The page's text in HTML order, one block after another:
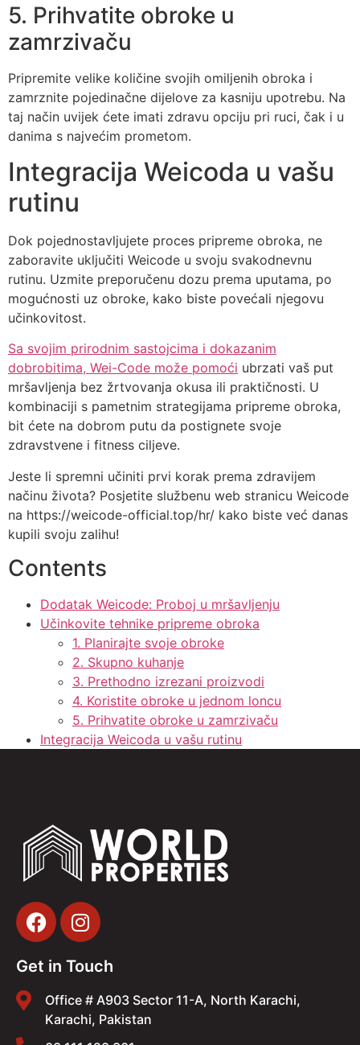
5. Prihvatite obroke u
zamrzivaču
Pripremite velike količine svojih omiljenih obroka i
zamrznite pojedinačne dijelove za kasniju upotrebu. Na
taj način uvijek ćete imati zdravu opciju pri ruci, čak i u
danima s najvećim prometom.
Integracija Weicoda u vašu
rutinu
Dok pojednostavljujete proces pripreme obroka, ne
zaboravite uključiti Weicode u svoju svakodnevnu
rutinu. Uzmite preporučenu dozu prema uputama, po
mogućnosti uz obroke, kako biste povećali njegovu
učinkovitost.
Sa svojim prirodnim sastojcima i dokazanim
dobrobitima, Wei-Code može pomoći ubrzati vaš put
mršavljenja bez žrtvovanja okusa ili praktičnosti. U
kombinaciji s pametnim strategijama pripreme obroka,
bit ćete na dobrom putu da postignete svoje
zdravstvene i fitness ciljeve.
Jeste li spremni učiniti prvi korak prema zdravijem
načinu života? Posjetite službenu web stranicu Weicode
na https://weicode-official.top/hr/ kako biste već danas
kupili svoju zalihu!
Contents
Dodatak Weicode: Proboj u mršavljenju
Učinkovite tehnike pripreme obroka
1. Planirajte svoje obroke
2. Skupno kuhanje
3. Prethodno izrezani proizvodi
4. Koristite obroke u jednom loncu
5. Prihvatite obroke u zamrzivaču
Integracija Weicoda u vašu rutinu
Get in Touch
Office # A903 Sector 11-A, North Karachi,
Karachi, Pakistan